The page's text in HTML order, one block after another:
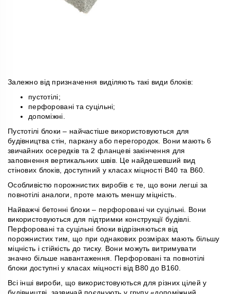
Залежно від призначення виділяють такі види блоків:
пустотілі;
перфоровані та суцільні;
допоміжні.
Пустотілі блоки – найчастіше використовуються для
будівництва стін, паркану або перегородок. Вони мають 6
звичайних осередків та 2 фланцеві закінчення для
заповнення вертикальних швів. Це найдешевший вид
стінових блоків, доступний у класах міцності B40 та B60.
Особливістю порожнистих виробів є те, що вони легші за
повнотілі аналоги, проте мають меншу міцність.
Найважчі бетонні блоки – перфоровані чи суцільні. Вони
використовуються для підтримки конструкції будівлі.
Перфоровані та суцільні блоки відрізняються від
порожнистих тим, що при однакових розмірах мають більшу
міцність і стійкість до тиску. Вони можуть витримувати
значно більше навантаження. Перфоровані та повнотілі
блоки доступні у класах міцності від B80 до B160.
Всі інші вироби, що використовуються для різних цілей у